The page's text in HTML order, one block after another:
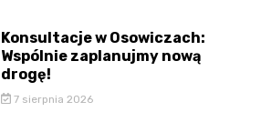
Konsultacje w Osowiczach:
Wspólnie zaplanujmy nową
drogę!
7 sierpnia 2026